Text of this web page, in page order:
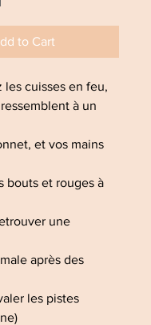
to Cart
les cuisses en feu,
à un
et vos mains
bouts et rouges à
une
après des
les pistes